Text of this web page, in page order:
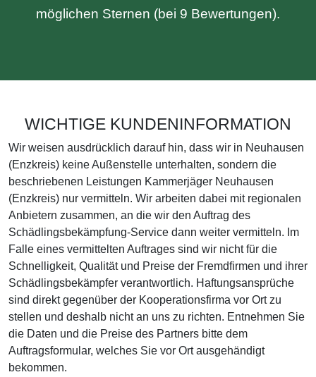
möglichen Sternen (bei 9 Bewertungen).
WICHTIGE KUNDENINFORMATION
Wir weisen ausdrücklich darauf hin, dass wir in Neuhausen
(Enzkreis) keine Außenstelle unterhalten, sondern die
beschriebenen Leistungen Kammerjäger Neuhausen
(Enzkreis) nur vermitteln. Wir arbeiten dabei mit regionalen
Anbietern zusammen, an die wir den Auftrag des
Schädlingsbekämpfung-Service dann weiter vermitteln. Im
Falle eines vermittelten Auftrages sind wir nicht für die
Schnelligkeit, Qualität und Preise der Fremdfirmen und ihrer
Schädlingsbekämpfer verantwortlich. Haftungsansprüche
sind direkt gegenüber der Kooperationsfirma vor Ort zu
stellen und deshalb nicht an uns zu richten. Entnehmen Sie
die Daten und die Preise des Partners bitte dem
Auftragsformular, welches Sie vor Ort ausgehändigt
bekommen.